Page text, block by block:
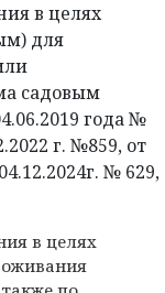
в целях
для
садовым
года №
г. №859, от
№ 629,
в целях